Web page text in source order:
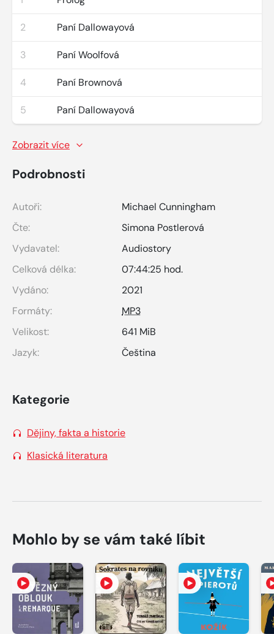
2 Paní Dallowayová
3 Paní Woolfová
4 Paní Brownová
5 Paní Dallowayová
Zobrazit více
Podrobnosti
Autoři:
Michael Cunningham
Čte:
Simona Postlerová
Vydavatel:
Audiostory
Celková délka:
07:44:25 hod.
Vydáno:
2021
Formáty:
MP3
Velikost:
641 MiB
Jazyk:
Čeština
Kategorie
Dějiny, fakta a historie
Klasická literatura
Mohlo by se vám také líbit